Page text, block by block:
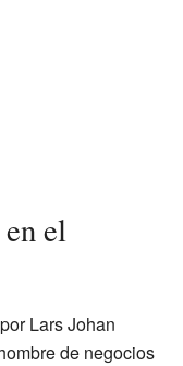
el
Lars Johan
de negocios